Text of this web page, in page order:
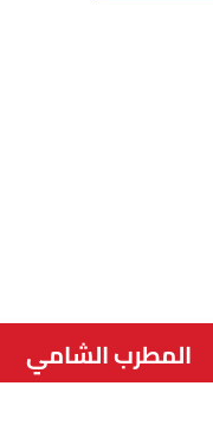
المطرب الشامي